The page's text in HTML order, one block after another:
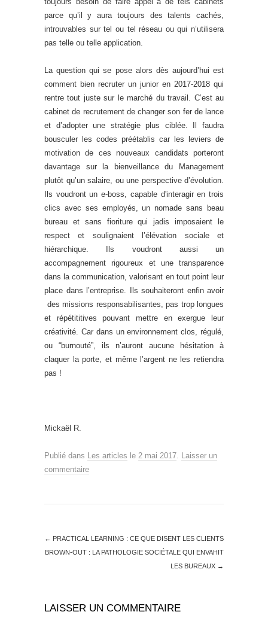
parce qu’il y aura toujours des talents cachés,
introuvables sur tel ou tel réseau ou qui n’utilisera
pas telle ou telle application.
La question qui se pose alors dès aujourd’hui est
comment bien recruter un junior en 2017-2018 qui
rentre tout juste sur le marché du travail. C’est au
cabinet de recrutement de changer son fer de lance
et d’adopter une stratégie plus ciblée. Il faudra
bousculer les codes préétablis car les leviers de
motivation de ces nouveaux candidats porteront
davantage sur la bienveillance du Management
plutôt qu’un salaire, ou une perspective d’évolution.
Ils voudront un e-boss, capable d'interagir en trois
clics avec ses employés, un nomade sans beau
bureau et sans fioriture qui jadis imposaient le
respect et soulignaient l’élévation sociale et
hiérarchique. Ils voudront aussi un
accompagnement rigoureux et une transparence
dans la communication, valorisant en tout point leur
place dans l’entreprise. Ils souhaiteront enfin avoir
des missions responsabilisantes, pas trop longues
et répétititives pouvant mettre en exergue leur
créativité. Car dans un environnement clos, régulé,
ou “burnouté”, ils n’auront aucune hésitation à
claquer la porte, et même l’argent ne les retiendra
pas !
Mickaël R.
Publié dans Les articles le 2 mai 2017. Laisser un
commentaire
← PRACTICAL LEARNING : CE QUE DISENT LES CLIENTS
BROWN-OUT : LA PATHOLOGIE SOCIÉTALE QUI ENVAHIT
LES BUREAUX →
LAISSER UN COMMENTAIRE